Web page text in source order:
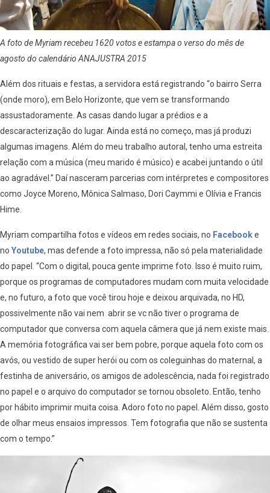
A foto de Myriam recebeu 1620 votos e estampa o verso do mês de
agosto do calendário ANAJUSTRA 2015
Além dos rituais e festas, a servidora está registrando “o bairro Serra
(onde moro), em Belo Horizonte, que vem se transformando
assustadoramente. As casas dando lugar a prédios e a
descaracterização do lugar. Ainda está no começo, mas já produzi
algumas imagens. Além do meu trabalho autoral, tenho uma estreita
relação com a música (meu marido é músico) e acabei juntando o útil
ao agradável.” Daí nasceram parcerias com intérpretes e compositores
como Joyce Moreno, Mônica Salmaso, Dori Caymmi e Olívia e Francis
Hime.
Myriam compartilha fotos e vídeos em redes sociais, no Facebooke
no Youtube, mas defende a foto impressa, não só pela materialidade
do papel. “Com o digital, pouca gente imprime foto. Isso é muito ruim,
porque os programas de computadores mudam com muita velocidade
e, no futuro, a foto que você tirou hoje e deixou arquivada, no HD,
possivelmente não vai nem abrir se vc não tiver o programa de
computador que conversa com aquela câmera que já nem existe mais.
A memória fotográfica vai ser bem pobre, porque aquela foto com os
avós, ou vestido de super herói ou com os coleguinhas do maternal, a
festinha de aniversário, os amigos de adolescência, nada foi registrado
no papel e o arquivo do computador se tornou obsoleto. Então, tenho
por hábito imprimir muita coisa. Adoro foto no papel. Além disso, gosto
de olhar meus ensaios impressos. Tem fotografia que não se sustenta
com o tempo.”